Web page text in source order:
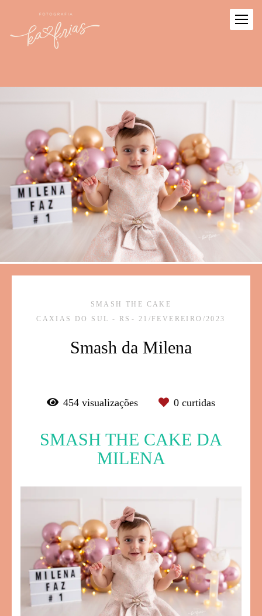
SMASH THE CAKE
CAXIAS DO SUL - RS
21/FEVEREIRO/2023
Smash da Milena
454 visualizações 0 curtidas
SMASH THE CAKE DA
MILENA